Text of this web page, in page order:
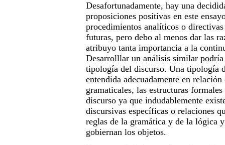
Desafortunadamente, hay una
proposiciones positivas en este
procedimientos analíticos o
futuras, pero debo al menos dar las
atribuyo tanta importancia a la
Desarrolllar un análisis similar podría
tipología del discurso. Una tipología
entendida adecuadamente en
gramaticales, las estructuras
discurso ya que indudablemente
discursivas específicas o relaciones
reglas de la gramática y de la lógica
gobiernan los objetos.